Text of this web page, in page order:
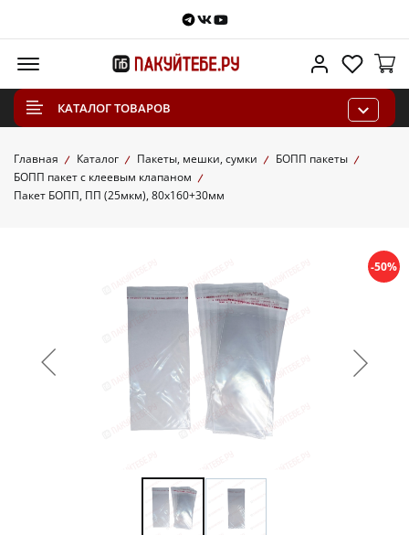
Telegram
VKontakte
Youtube
Личный
КАТАЛОГ ТОВАРОВ
Главная Каталог Пакеты, мешки, сумки
БОПП пакеты
БОПП пакет с клеевым клапаном
Пакет БОПП, ПП (25мкм), 80х160+30мм
-50%